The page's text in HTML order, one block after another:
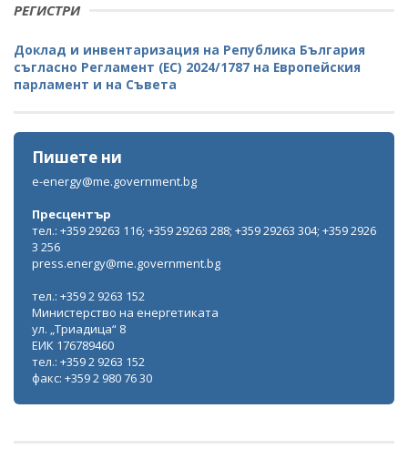
РЕГИСТРИ
Доклад и инвентаризация на Република България
съгласно Регламент (ЕС) 2024/1787 на Европейския
парламент и на Съвета
Пишете ни
e-energy@me.government.bg
Пресцентър
тел.: +359 29263 116; +359 29263 288; +359 29263 304; +359 2926
3 256
press.energy@me.government.bg
тел.: +359 2 9263 152
Министерство на енергетиката
ул. „Триадица“ 8
ЕИК 176789460
тел.: +359 2 9263 152
факс: +359 2 980 76 30